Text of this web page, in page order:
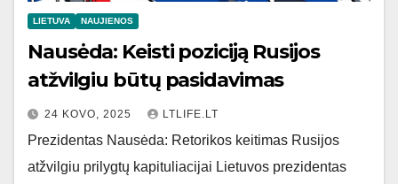
LIETUVA NAUJIENOS
Nausėda: Keisti poziciją Rusijos
atžvilgiu būtų pasidavimas
24 KOVO, 2025 LTLIFE.LT
Prezidentas Nausėda: Retorikos keitimas Rusijos
atžvilgiu prilygtų kapituliacijai Lietuvos prezidentas